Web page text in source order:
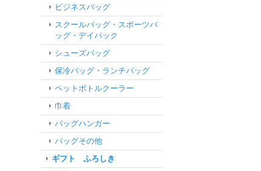
ビジネスバッグ
スクールバッグ・スポーツバ
ッグ・デイパック
シューズバッグ
保冷バッグ・ランチバッグ
ペットボトルクーラー
巾着
バッグハンガー
バッグその他
ギフト ふろしき